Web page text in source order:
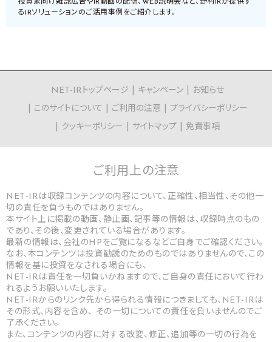
投資家向け雑誌広告やIR動画の配信、WEB説明会など、野村IRが提供す
るIRソリューションのご活用事例をご紹介します。
NET-IRトップページ キャンペーン
お知らせ
このサイトについて
ご利用の注意
プライバシーポリシー
クッキーポリシー
サイトマップ 免責事項
ご利用上の注意
NET-IRは収録コンテンツの内容について、正確性、相当性、その他一
切の責任を負うものではありません。
本サイト上に掲載の動画、静止画、記事等の情報は、収録時点のもの
であり、その後、変更されている場合があります。
最新の情報は、会社のHPをご覧になるなどご自身でご確認ください。
なお、本コンテンツは投資勧誘のためのものではありませんので、この
情報を基に投資をなされる場合にも、
NET-IRは責任を一切負いかねますので、ご自身の責任において行わ
れるようお願いいたします。
NET-IRからのリンク先から得られる情報につきましても、NET-IRは
その形式、内容を含め、 その一切についての責任を負いませんのでご
了承ください。
また、コンテンツの内容に対する改変、修正、追加等の一切の行為を